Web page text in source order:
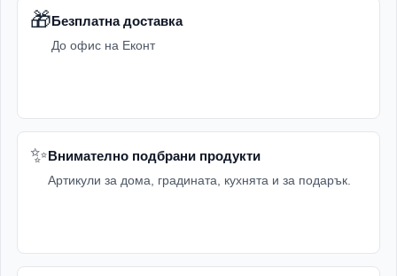
🎁Безплатна доставка
До офис на Еконт
✨Внимателно подбрани продукти
Артикули за дома, градината, кухнята и за подарък.